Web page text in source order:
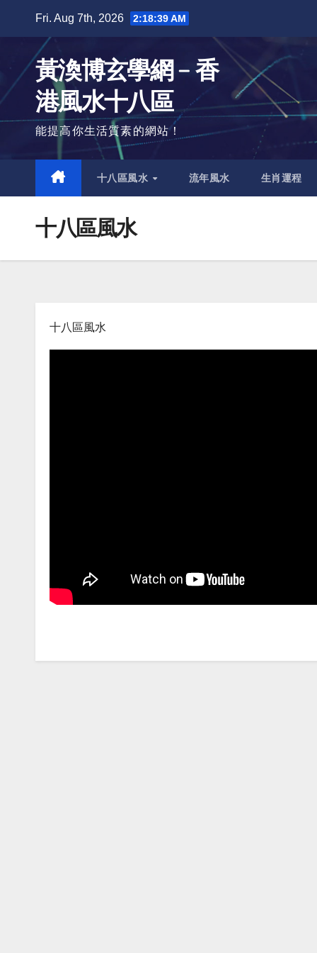
content
Fri. Aug 7th, 2026 2:18:40 AM
黃渙博玄學網﹣香
港風水十八區
能提高你生活質素的網站！
十八區風水 流年風水 生肖運程
十八區風水
十八區風水